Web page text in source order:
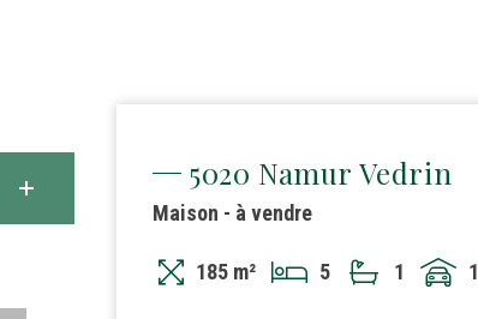
5020 Namur Vedrin
Maison - à vendre
185 m² 5 1 1